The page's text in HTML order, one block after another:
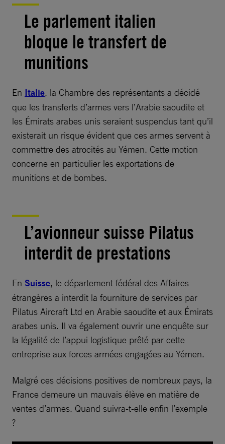
Le parlement italien
bloque le transfert de
munitions
En Italie, la Chambre des représentants a décidé
que les transferts d’armes vers l’Arabie saoudite et
les Émirats arabes unis seraient suspendus tant qu’il
existerait un risque évident que ces armes servent à
commettre des atrocités au Yémen. Cette motion
concerne en particulier les exportations de
munitions et de bombes.
L’avionneur suisse Pilatus
interdit de prestations
En Suisse, le département fédéral des Affaires
étrangères a interdit la fourniture de services par
Pilatus Aircraft Ltd en Arabie saoudite et aux Émirats
arabes unis. Il va également ouvrir une enquête sur
la légalité de l’appui logistique prêté par cette
entreprise aux forces armées engagées au Yémen.
Malgré ces décisions positives de nombreux pays, la
France demeure un mauvais élève en matière de
ventes d’armes. Quand suivra-t-elle enfin l’exemple
?